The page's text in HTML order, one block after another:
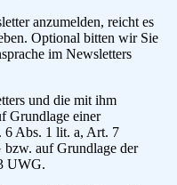
anzumelden, reicht es
Optional bitten wir Sie
im Newsletters
und die mit ihm
Grundlage einer
6 Abs. 1 lit. a, Art. 7
auf Grundlage der
UWG.